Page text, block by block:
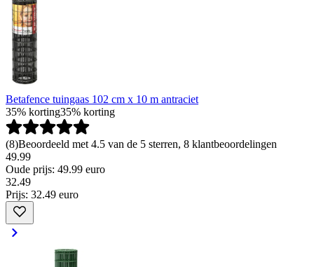
Betafence tuingaas 102 cm x 10 m antraciet
35% korting35% korting
(8)Beoordeeld met 4.5 van de 5 sterren, 8 klantbeoordelingen
49.99
Oude prijs: 49.99 euro
32.49
Prijs: 32.49 euro